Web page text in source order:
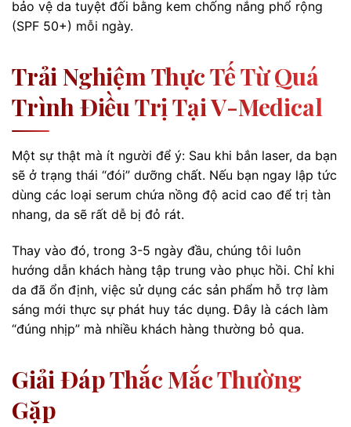
bảo vệ da tuyệt đối bằng kem chống nắng phổ rộng
(SPF 50+) mỗi ngày.
Trải Nghiệm Thực Tế Từ Quá
Trình Điều Trị Tại V-Medical
Một sự thật mà ít người để ý: Sau khi bắn laser, da bạn
sẽ ở trạng thái “đói” dưỡng chất. Nếu bạn ngay lập tức
dùng các loại serum chứa nồng độ acid cao để trị tàn
nhang, da sẽ rất dễ bị đỏ rát.
Thay vào đó, trong 3-5 ngày đầu, chúng tôi luôn
hướng dẫn khách hàng tập trung vào phục hồi. Chỉ khi
da đã ổn định, việc sử dụng các sản phẩm hỗ trợ làm
sáng mới thực sự phát huy tác dụng. Đây là cách làm
“đúng nhịp” mà nhiều khách hàng thường bỏ qua.
Giải Đáp Thắc Mắc Thường
Gặp